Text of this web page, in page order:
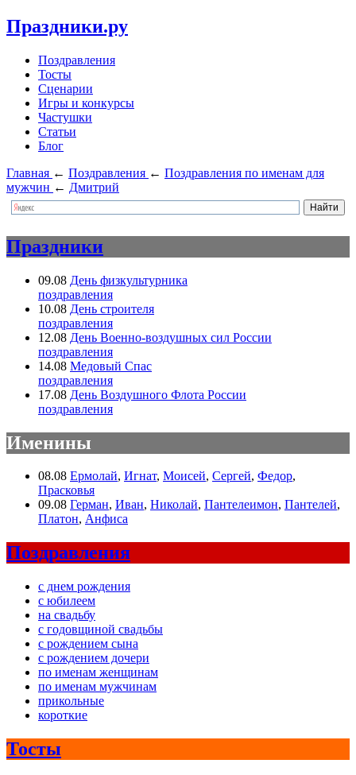
Праздники.ру
Поздравления
Тосты
Сценарии
Игры и конкурсы
Частушки
Статьи
Блог
Главная ← Поздравления ← Поздравления по именам для
мужчин ← Дмитрий
Праздники
09.08 День физкультурника
поздравления
10.08 День строителя
поздравления
12.08 День Военно-воздушных сил России
поздравления
14.08 Медовый Спас
поздравления
17.08 День Воздушного Флота России
поздравления
Именины
08.08 Ермолай, Игнат, Моисей, Сергей, Федор,
Прасковья
09.08 Герман, Иван, Николай, Пантелеимон, Пантелей,
Платон, Анфиса
Поздравления
с днем рождения
с юбилеем
на свадьбу
с годовщиной свадьбы
с рождением сына
с рождением дочери
по именам женщинам
по именам мужчинам
прикольные
короткие
Тосты